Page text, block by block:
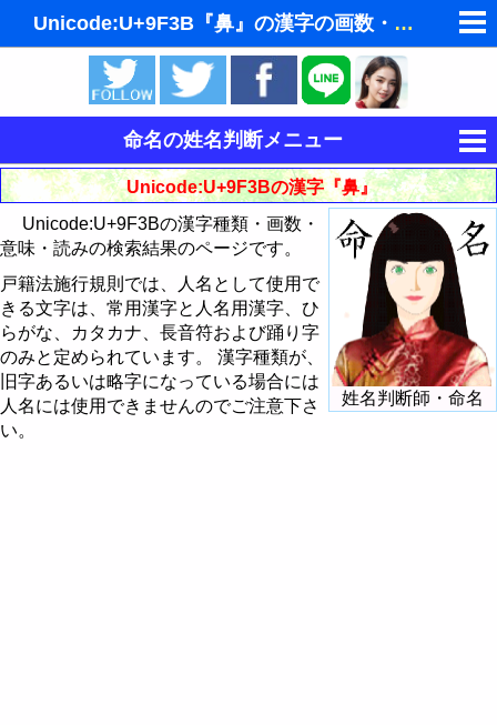
Unicode:U+9F3B『鼻』の漢字の画数・意味・読み
ゆめの夢占い
人気の夢占い
東洋・西洋占星術
ホラリー占星術
手相占いで未来診断
タロットカードで無料占い
飛星派風水で住宅開運
男と女の心理学と心理テスト
命名の姓名判断メニュー
運命を決める姓名
姓名判断
姓名判断で相性占い
読みから漢字を探す
意味から漢字を探す
画数から漢字・文字を探す
Unicode:U+9F3Bの漢字『鼻』
姓名判断師・命名
Unicode:U+9F3Bの漢字種類・画数・
意味・読みの検索結果のページです。
戸籍法施行規則では、人名として使用で
きる文字は、常用漢字と人名用漢字、ひ
らがな、カタカナ、長音符および踊り字
のみと定められています。 漢字種類が、
旧字あるいは略字になっている場合には
人名には使用できませんのでご注意下さ
い。